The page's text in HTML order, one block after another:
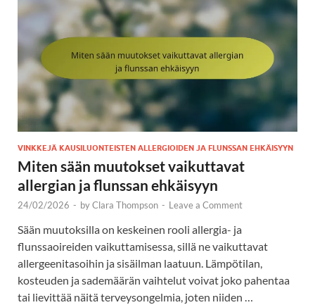
VINKKEJÄ KAUSILUONTEISTEN ALLERGIOIDEN JA FLUNSSAN EHKÄISYYN
Miten sään muutokset vaikuttavat
allergian ja flunssan ehkäisyyn
24/02/2026 - byClara Thompson - Leave a Comment
Sään muutoksilla on keskeinen rooli allergia- ja
flunssaoireiden vaikuttamisessa, sillä ne vaikuttavat
allergeenitasoihin ja sisäilman laatuun. Lämpötilan,
kosteuden ja sademäärän vaihtelut voivat joko pahentaa
tai lievittää näitä terveysongelmia, joten niiden …